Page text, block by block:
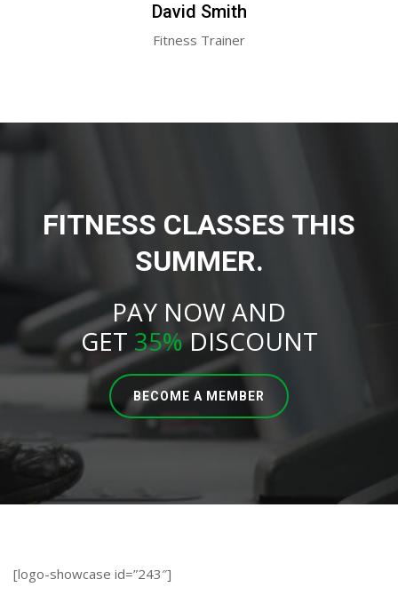
David Smith
Fitness Trainer
FITNESS CLASSES THIS
SUMMER.
PAY NOW AND
GET 35%DISCOUNT
BECOME A MEMBER
[logo-showcase id=”243″]